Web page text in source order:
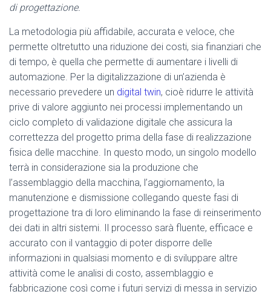
di progettazione.
La metodologia più affidabile, accurata e veloce, che
permette oltretutto una riduzione dei costi, sia finanziari che
di tempo, è quella che permette di aumentare i livelli di
automazione. Per la digitalizzazione di un’azienda è
necessario prevedere un digital twin, cioè ridurre le attività
prive di valore aggiunto nei processi implementando un
ciclo completo di validazione digitale che assicura la
correttezza del progetto prima della fase di realizzazione
fisica delle macchine. In questo modo, un singolo modello
terrà in considerazione sia la produzione che
l’assemblaggio della macchina, l’aggiornamento, la
manutenzione e dismissione collegando queste fasi di
progettazione tra di loro eliminando la fase di reinserimento
dei dati in altri sistemi. Il processo sarà fluente, efficace e
accurato con il vantaggio di poter disporre delle
informazioni in qualsiasi momento e di sviluppare altre
attività come le analisi di costo, assemblaggio e
fabbricazione così come i futuri servizi di messa in servizio